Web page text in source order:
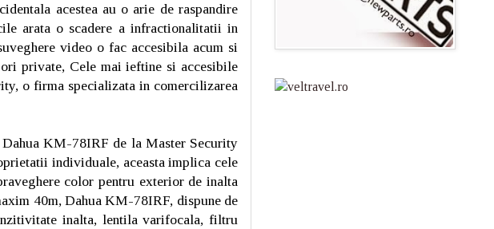
acestea au o arie de raspandire
arata o scadere a infractionalitatii in
video o fac accesibila acum si
private, Cele mai ieftine si accesibile
o firma specializata in comercilizarea
KM-78IRF de la Master Security
individuale, aceasta implica cele
color pentru exterior de inalta
40m, Dahua KM-78IRF, dispune de
inalta, lentila varifocala, filtru